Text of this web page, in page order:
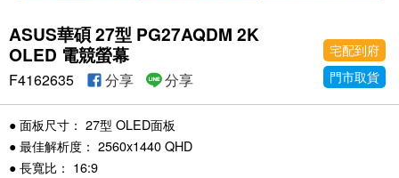
ASUS華碩 27型 PG27AQDM 2K
OLED 電競螢幕
宅配到府
門市取貨
F4162635 分享 分享
● 面板尺寸： 27型 OLED面板
● 最佳解析度： 2560x1440 QHD
● 長寬比： 16:9